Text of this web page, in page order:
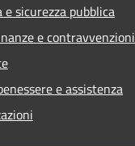
e sicurezza pubblica
e contravvenzioni
e assistenza